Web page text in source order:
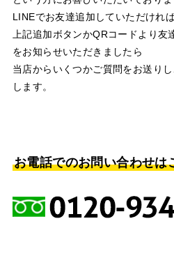
LINEでお友達追加していただければ
上記追加ボタンかQRコードより
をお知らせいただきましたら
当店からいくつかご質問をお送り
します。
お電話でのお問い合わせは